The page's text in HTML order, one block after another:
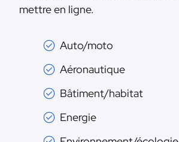
mettre en ligne.
Auto/moto
Aéronautique
Bâtiment/habitat
Energie